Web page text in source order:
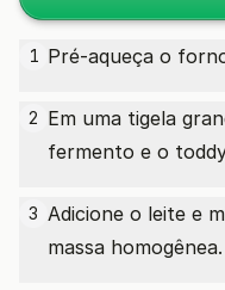
1 Pré-aqueça o
2 Em uma tigela
fermento e o
3 Adicione o leite e
massa homogênea.